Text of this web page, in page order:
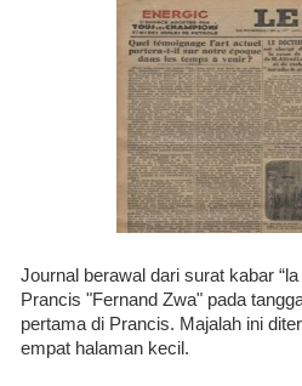
Journal berawal dari surat kabar
Prancis "Fernand Zwa" pada
pertama di Prancis. Majalah ini
empat halaman kecil.